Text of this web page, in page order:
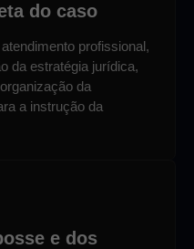
do caso
profissional,
da estratégia jurídica,
da
a instrução da
e dos